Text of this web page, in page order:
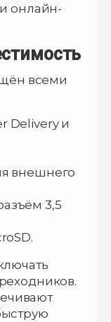
онлайн-
всеми
Delivery и
внешнего
3,5